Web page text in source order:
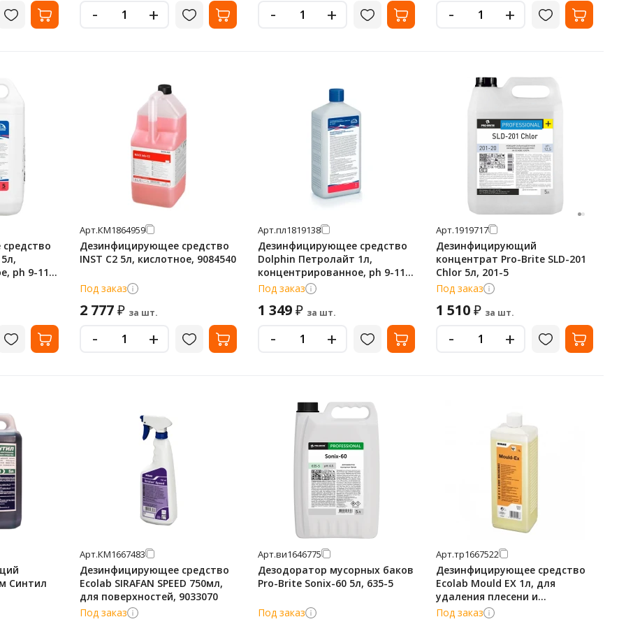
- + - + - +
ph 9-11,
Арт.КМ1864959
Дезинфицирующее средство
INST C2 5л, кислотное, 9084540
Под заказ
2 777₽ за шт.
- +
Арт.пл1819138
Дезинфицирующее средство
Dolphin Петролайт 1л,
концентрированное, ph 9-11,
К001
Под заказ
1 349₽ за шт.
- +
Арт.1919717
Дезинфицирующий
концентрат Pro-Brite SLD-201
Chlor 5л, 201-5
Под заказ
1 510₽ за шт.
- +
Синтил
Арт.КМ1667483
Дезинфицирующее средство
Ecolab SIRAFAN SPEED 750мл,
для поверхностей, 9033070
Под заказ
Арт.ви1646775
Дезодоратор мусорных баков
Pro-Brite Sonix-60 5л, 635-5
Под заказ
Арт.тр1667522
Дезинфицирующее средство
Ecolab Mould EX 1л, для
удаления плесени и
микробов, 9050970
Под заказ